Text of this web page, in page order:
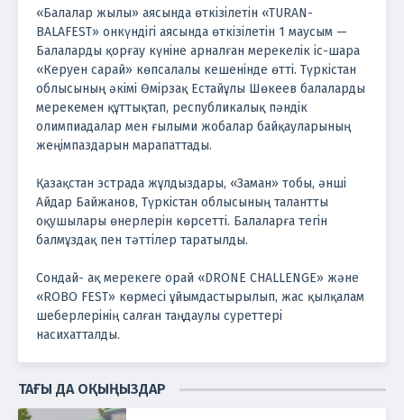
«Балалар жылы» аясында өткізілетін «TURAN-
BALAFEST» онкүндігі аясында өткізілетін 1 маусым —
Балаларды қорғау күніне арналған мерекелік іс-шара
«Керуен сарай» көпсалалы кешенінде өтті. Түркістан
облысының әкімі Өмірзақ Естайұлы Шөкеев балаларды
мерекемен құттықтап, республикалық пәндік
олимпиадалар мен ғылыми жобалар байқауларының
жеңімпаздарын марапаттады.
Қазақстан эстрада жұлдыздары, «Заман» тобы, әнші
Айдар Байжанов, Түркістан облысының талантты
оқушылары өнерлерін көрсетті. Балаларға тегін
балмұздақ пен тәттілер таратылды.
Сондай- ақ мерекеге орай «DRONE CHALLENGE» және
«ROBO FEST» көрмесі ұйымдастырылып, жас қылқалам
шеберлерінің салған таңдаулы суреттері
насихатталды.
ТАҒЫ ДА ОҚЫҢЫЗДАР